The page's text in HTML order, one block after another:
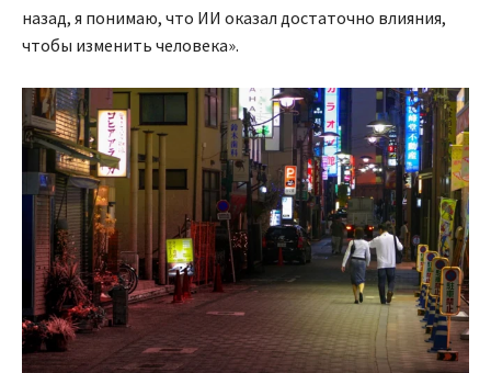
назад, я понимаю, что ИИ оказал достаточно влияния,
чтобы изменить человека».